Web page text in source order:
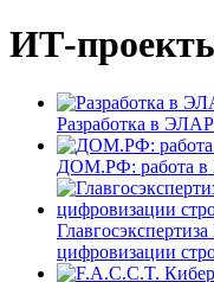
ИТ-
Разработка в
ДОМ.РФ: работа в
цифровизации